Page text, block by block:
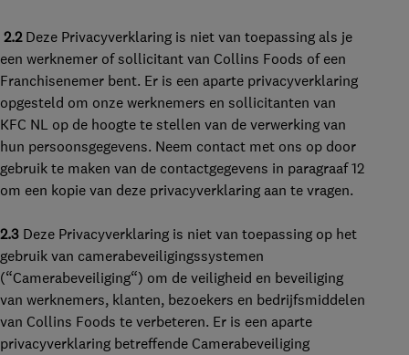
2.2 Deze Privacyverklaring is niet van toepassing als je
een werknemer of sollicitant van Collins Foods of een
Franchisenemer bent. Er is een aparte privacyverklaring
opgesteld om onze werknemers en sollicitanten van
KFC NL op de hoogte te stellen van de verwerking van
hun persoonsgegevens. Neem contact met ons op door
gebruik te maken van de contactgegevens in paragraaf 12
om een kopie van deze privacyverklaring aan te vragen.
2.3 Deze Privacyverklaring is niet van toepassing op het
gebruik van camerabeveiligingssystemen
(“Camerabeveiliging“) om de veiligheid en beveiliging
van werknemers, klanten, bezoekers en bedrijfsmiddelen
van Collins Foods te verbeteren. Er is een aparte
privacyverklaring betreffende Camerabeveiliging